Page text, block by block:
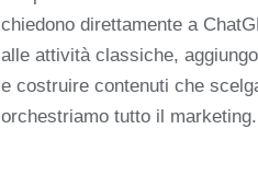
chiedono direttamente a
alle attività classiche,
e costruire contenuti che
orchestriamo tutto il marketing.